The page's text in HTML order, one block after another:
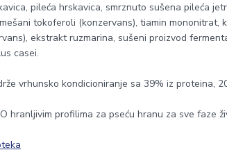
pileća hrskavica, smrznuto sušena pileća
tokoferoli (konzervans), tiamin mononitrat,
ekstrakt ruzmarina, sušeni proizvod
casei.
vrhunsko kondicioniranje sa 39% iz proteina,
profilima za pseću hranu za sve faze